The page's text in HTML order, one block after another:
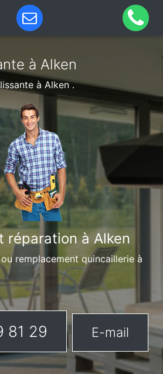
à Alken
à Alken .
réparation à Alken
remplacement quincaillerie à
81 29 E-mail